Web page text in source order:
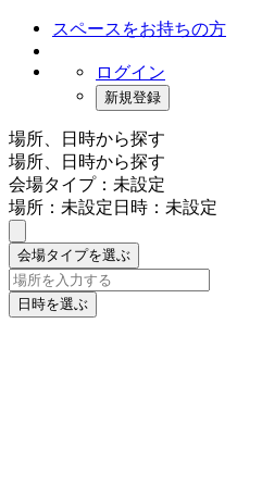
スペースをお持ちの方
ログイン
新規登録
場所、日時から探す
場所、日時から探す
会場タイプ：未設定
場所：未設定日時：未設定
会場タイプを選ぶ
日時を選ぶ